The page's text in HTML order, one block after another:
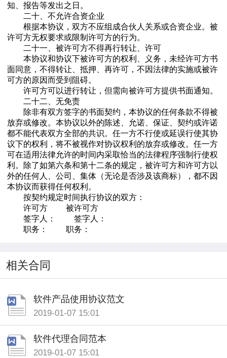
知、报告等发出之日。
二十、不允许合资企业
根据本协议，双方不应组成合伙人关系或合资企业。被
许可方无权要求或限制许可方的行为。
二十一、被许可方不得再行转让、许可
本协议和协议下被许可方的权利、义务，未经许可方书
面同意，不得转让、抵押、再许可，不因法律的实施或被许
可方的原因而受到阻碍。
许可方可以进行转让，但需向被许可方提供书面通知。
二十二、无免责
除非有双方签字的书面契约，本协议的任何条款不得被
放弃或修改。本协议以外的陈述、允诺、保证、契约或许诺
都不能代表双方全部的共识。任一方不行使或延误行使其协
议下的权利，将不被视作对协议权利的放弃或修改。任一方
可在适用法律允许的时间内采取恰当的法律程序强制行使权
利。除了如第六条和第十二条的规定，被许可方和许可方以
外的任何人、公司、集体（无论是否涉及该商标），都不因
本协议而获得任何权利。
按契约规定时间执行协议的双方：
许可方 被许可方
签字人： 签字人：
职务： 职务：
相关合同
软件产品使用协议范文
2019-01-07 15:01
软件代理合同范本
2019-01-07 15:01